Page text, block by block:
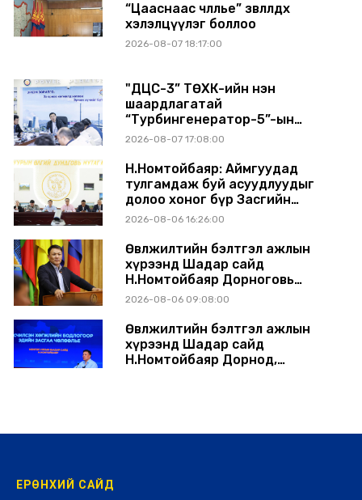
“Цааснаас чөлөөлье” зөвлөлдөх
хэлэлцүүлэг боллоо
2026-08-07 18:17:00
"ДЦС-3” ТӨХК-ийн нэн
шаардлагатай
“Турбингенератор-5”-ын
шинэчлэлийн төсвийг
2026-08-07 17:08:00
Н.Номтойбаяр: Аймгуудад
тулгамдаж буй асуудлуудыг
долоо хоног бүр Засгийн
газрын хуралдаанд
2026-08-06 16:26:00
Өвөлжилтийн бэлтгэл ажлын
хүрээнд Шадар сайд
Н.Номтойбаяр Дорноговь
аймагт ажиллав
2026-08-06 09:08:00
Өвөлжилтийн бэлтгэл ажлын
хүрээнд Шадар сайд
Н.Номтойбаяр Дорнод,
ЕРӨНХИЙ САЙД